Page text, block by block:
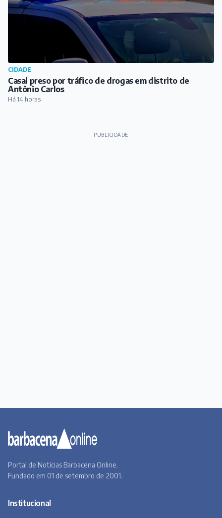
CIDADE
Casal preso por tráfico de drogas em distrito de
Antônio Carlos
Há 14 horas
PUBLICIDADE
Portal de Notícias Barbacena Online.
Fundado em 01 de setembro de 2001.
Institucional